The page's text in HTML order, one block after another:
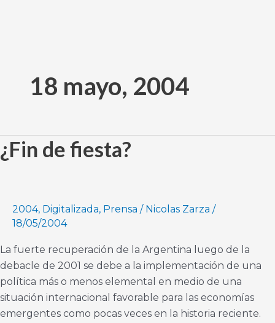
contenido18 mayo, 2004
¿Fin de fiesta?
2004, Digitalizada, Prensa / Nicolas Zarza /
18/05/2004
La fuerte recuperación de la Argentina luego de la
debacle de 2001 se debe a la implementación de una
política más o menos elemental en medio de una
situación internacional favorable para las economías
emergentes como pocas veces en la historia reciente.
¿Fin
de